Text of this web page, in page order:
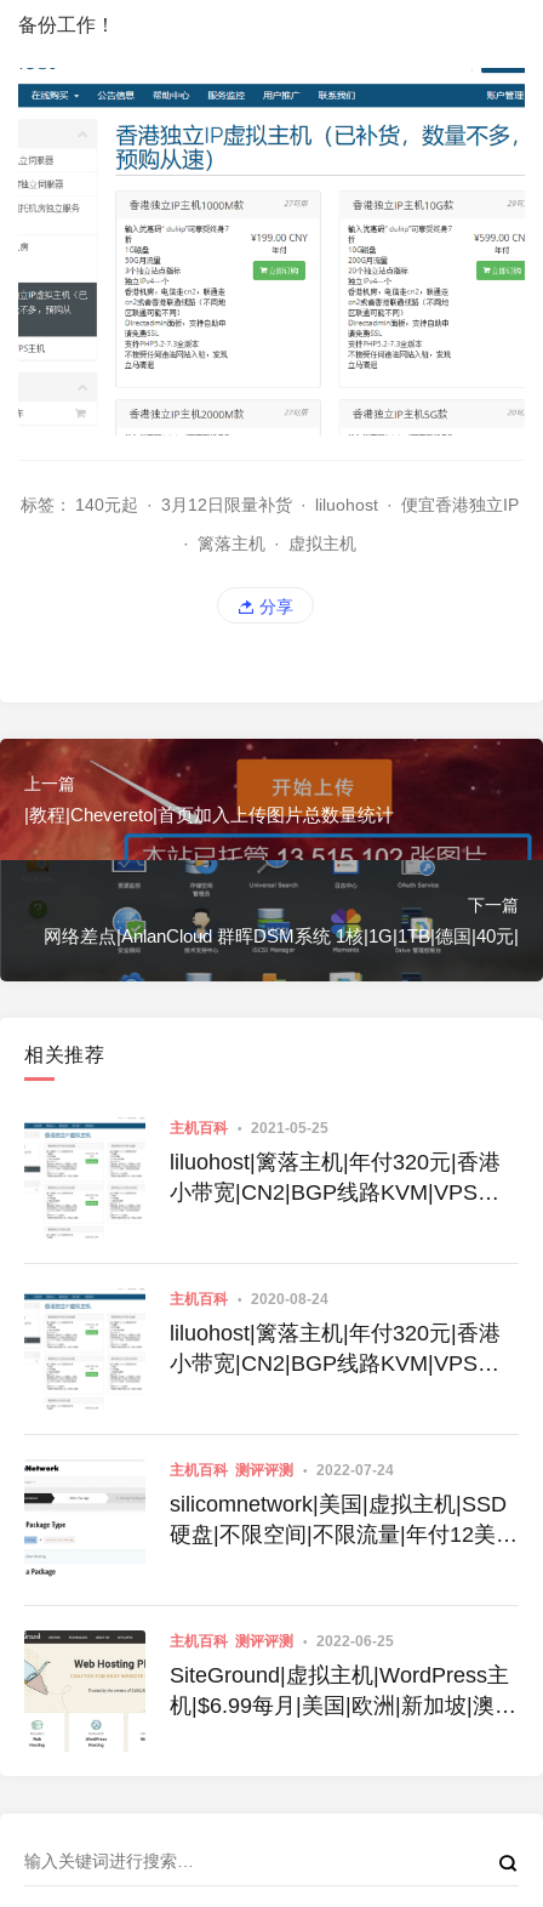
备份工作！
标签： 140元起 · 3月12日限量补货 · liluohost · 便宜香港独立IP
· 篱落主机 · 虚拟主机
分享
上一篇
|教程|Chevereto|首页加入上传图片总数量统计
下一篇
网络差点|AnlanCloud 群晖DSM系统 1核|1G|1TB|德国|40元|
相关推荐
主机百科 2021-05-25
liluohost|篱落主机|年付320元|香港
小带宽|CN2|BGP线路KVM|VPS主
主机百科 2020-08-24
liluohost|篱落主机|年付320元|香港
小带宽|CN2|BGP线路KVM|VPS主
主机百科 测评评测 2022-07-24
silicomnetwork|美国|虚拟主机|SSD
硬盘|不限空间|不限流量|年付12美
主机百科 测评评测 2022-06-25
SiteGround|虚拟主机|WordPress主
机|$6.99每月|美国|欧洲|新加坡|澳大